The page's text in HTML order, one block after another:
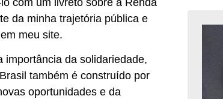
da minha trajetória pública e
meu site.
importância da solidariedade,
também é construído por
oportunidades e da